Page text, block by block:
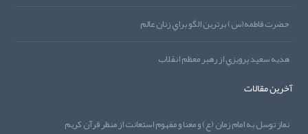
حضرت فاطمه(س) برترين الگو براي زنان عالم
هديه‌‌ سعيد پرويزي از رهبر معظم انقلاب
آخرین مقالات
نماز توسل به امام زمان (ع) و معنا و مفهوم استعانت از منظر قرآن کريم